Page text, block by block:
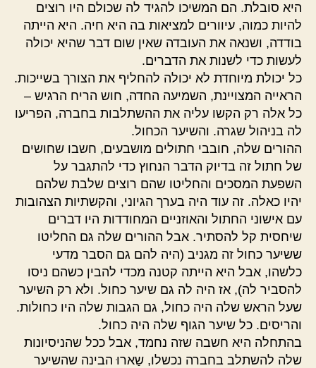
היא סובלת. הם המשיכו להגיד לה שכולם היו רוצים
להיות כמוה, עיוורים למציאות בה היא חיה. היא הייתה
בודדה, ושנאה את העובדה שאין שום דבר שהיא יכולה
לעשות כדי לשנות את הדברים.
כל יכולת מיוחדת לא יכולה להחליף את הצורך בשייכות.
הראייה המצויינת, השמיעה החדה, חוש הריח הרגיש –
כל אלה רק הקשו עליה את ההשתלבות בחברה, הפריעו
לה בניהול שגרה. והשיער הכחול.
ההורים שלה, חובבי חתולים מושבעים, חשבו שחושים
של חתול זה בדיוק הדבר הנחוץ כדי להתגבר על
השפעת המסכים והחליטו שהם רוצים שלבת שלהם
יהיו כאלה. זה עוד היה בערך הגיוני, והקשתיות הצהובות
עם אישוני החתול והאוזניים המחודדות היו דברים
שיחסית קל להסתיר. אבל ההורים שלה גם החליטו
ששיער כחול זה מגניב (היה להם גם הסבר מדעי
כלשהו, אבל היא הייתה קטנה מכדי להבין כשהם ניסו
להסביר לה), אז היה לה גם שיער כחול. ולא רק השיער
שעל הראש שלה היה כחול, גם הגבות שלה היו כחולות.
והריסים. כל שיער הגוף שלה היה כחול.
בהתחלה היא חשבה שזה נחמד, אבל ככל שהניסיונות
שלה להשתלב בחברה נכשלו, שַארוּ הבינה שהשיער